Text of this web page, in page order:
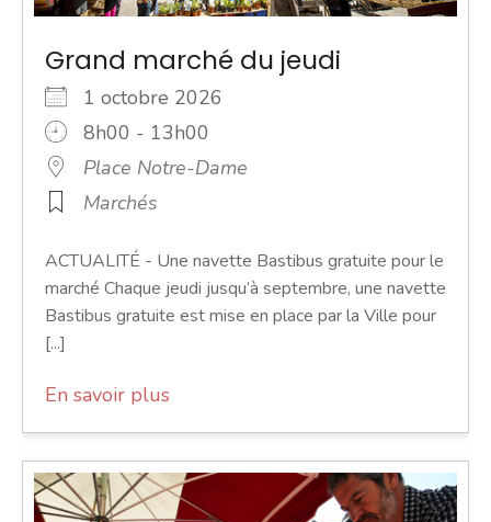
Grand marché du jeudi
1 octobre 2026
8h00 - 13h00
Place Notre-Dame
Marchés
ACTUALITÉ - Une navette Bastibus gratuite pour le
marché Chaque jeudi jusqu’à septembre, une navette
Bastibus gratuite est mise en place par la Ville pour
[...]
En savoir plus